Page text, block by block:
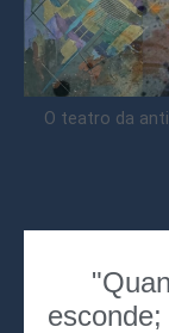
O teatro da